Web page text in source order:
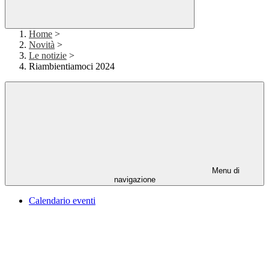
Home >
Novità >
Le notizie >
Riambientiamoci 2024
Menu di
navigazione
Calendario eventi